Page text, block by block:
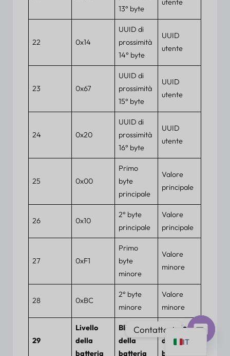
13° byte
utente
22 0x14
UUID di
prossimità
14° byte
UUID
utente
23 0x67
UUID di
prossimità
15° byte
UUID
utente
24 0x20
UUID di
prossimità
16° byte
UUID
utente
25 0x00
Primo
byte
principale
Valore
principale
26 0x10
2° byte
principale
Valore
principale
27 0xF1
Primo
byte
minore
Valore
minore
28 0xBC
2° byte
minore
Valore
minore
29
Livello
della
batteria
Blivello
della
batteria
B livello
della
batteria
IT
EN
TH
DE
ES
JA
AR
PT
Contattaci